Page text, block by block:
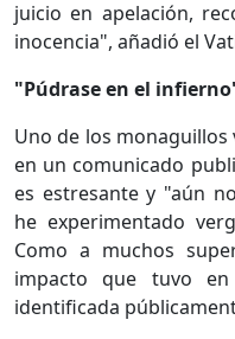
juicio en apelación,
inocencia", añadió el
"Púdrase en el
Uno de los monaguillos
en un comunicado
es estresante y "aún
he experimentado
Como a muchos
impacto que tuvo
identificada